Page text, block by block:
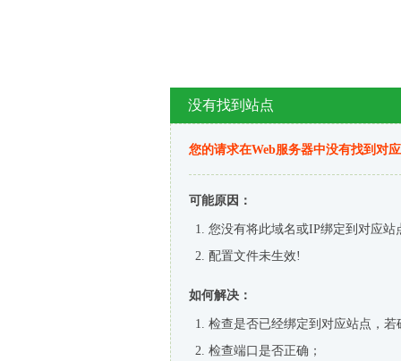
没有找到站点
您的请求在Web服务器中没有找到对
可能原因：
您没有将此域名或IP绑定到对应站
配置文件未生效!
如何解决：
检查是否已经绑定到对应站点，
检查端口是否正确；